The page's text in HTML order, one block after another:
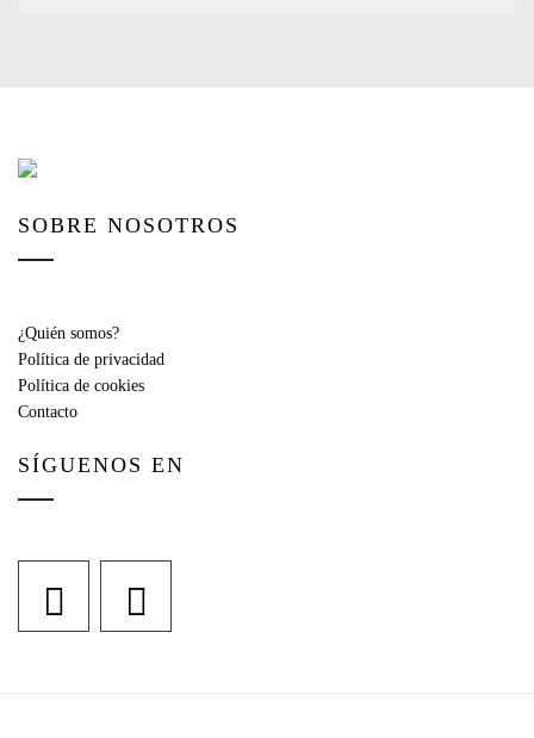
SOBRE NOSOTROS
¿Quién somos?
Política de privacidad
Política de cookies
Contacto
SÍGUENOS EN